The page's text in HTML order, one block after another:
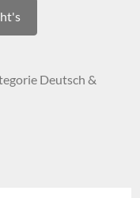
Deutsch &